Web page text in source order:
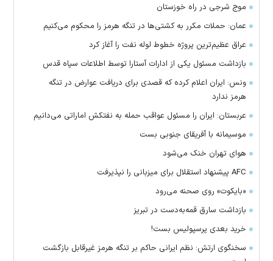
موج شرجی در راه خوزستان
عمان: حملات مکرر به کشتی‌ها در تنگه هرمز را محکوم می‌کنیم
عراق عظیم‌ترین پروژه خطوط لوله نفت را آغاز کرد
بازداشت مسئول یکی از ادارات آستارا توسط اطلاعات سپاه قدس
ونس: ایران اعلام کرده که قصدی برای دریافت عوارض در تنگه
هرمز ندارد
عربستان: ایران را مسئول عواقب حمله به نفتکش اماراتی می‌دانیم
موسیمانه با آفریقای جنوبی بست
هوای تهران خنک می‌شود
AFC پیشنهاد استقلال برای میزبانی را نپذیرفت
«بایکوت» روی صحنه می‌رود
بازداشت سارق قمه‌به‌دست در تبریز
خرید بعدی پرسپولیس بست!
سخنگوی ارتش: نظم ایرانی حاکم بر تنگه هرمز غیرقابل بازگشت